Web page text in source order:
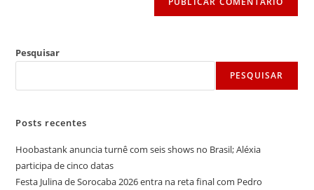
Pesquisar
PESQUISAR
Posts recentes
Hoobastank anuncia turnê com seis shows no Brasil; Aléxia
participa de cinco datas
Festa Julina de Sorocaba 2026 entra na reta final com Pedro